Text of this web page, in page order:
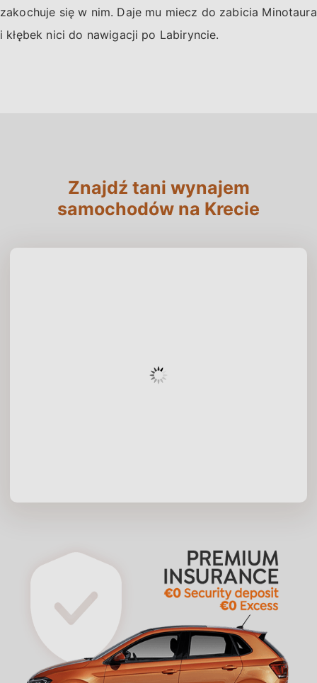
zakochuje się w nim. Daje mu miecz do zabicia Minotaura
i kłębek nici do nawigacji po Labiryncie.
Znajdź tani wynajem
samochodów na Krecie